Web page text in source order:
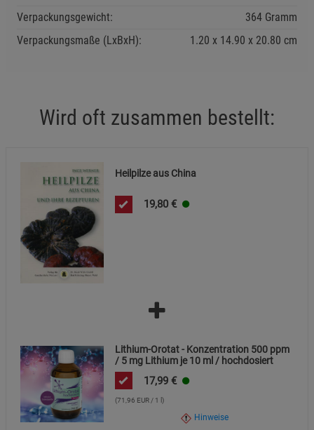
Verpackungsgewicht:
364 Gramm
Verpackungsmaße (LxBxH):
1.20 14.90 20.80 cm
Wird oft zusammen bestellt:
Heilpilze aus China
19,80 €
Lithium-Orotat - Konzentration 500 ppm
/ 5 mg Lithium je 10 ml / hochdosiert
17,99 €
(71,96 EUR / 1 l)
Hinweise
Cookie-Informationen